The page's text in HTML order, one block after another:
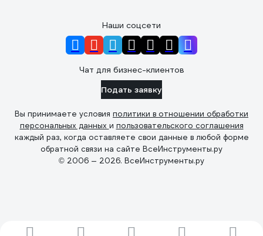
Наши соцсети
Чат для бизнес-клиентов
Подать заявку
Вы принимаете условия политики в отношении обработки
персональных данных и пользовательского соглашения
каждый раз, когда оставляете свои данные в любой форме
обратной связи на сайте ВсеИнструменты.ру
© 2006 — 2026. ВсеИнструменты.ру